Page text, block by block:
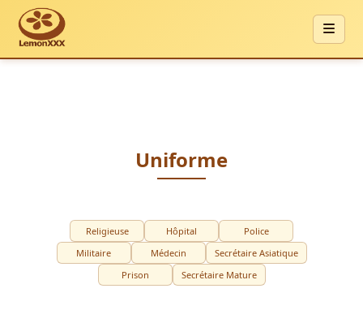
Uniforme
Religieuse Hôpital
Police
Militaire
Médecin
Secrétaire Asiatique
Prison
Secrétaire Mature